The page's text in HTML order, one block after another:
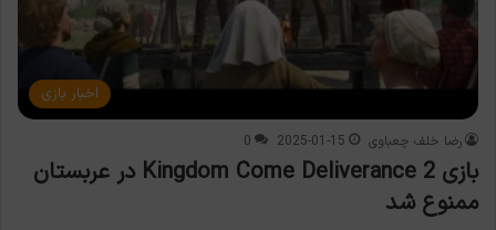
اخبار بازی
رضا خلف چعباوی 2025-01-15
0
بازی Kingdom Come Deliverance 2 در عربستان
ممنوع شد